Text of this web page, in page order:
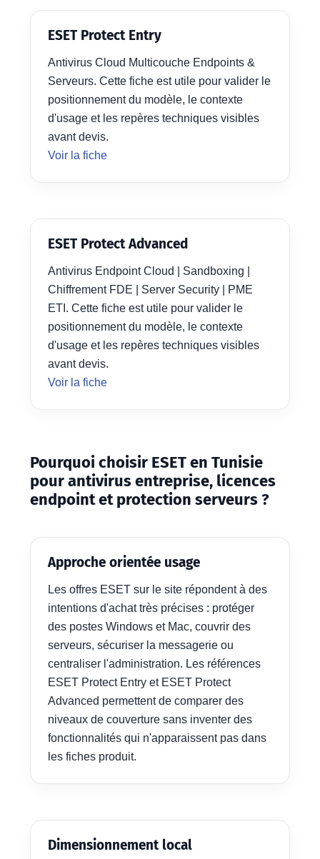
ESET Protect Entry
Antivirus Cloud Multicouche Endpoints &
Serveurs. Cette fiche est utile pour valider le
positionnement du modèle, le contexte
d'usage et les repères techniques visibles
avant devis.
Voir la fiche
ESET Protect Advanced
Antivirus Endpoint Cloud | Sandboxing |
Chiffrement FDE | Server Security | PME
ETI. Cette fiche est utile pour valider le
positionnement du modèle, le contexte
d'usage et les repères techniques visibles
avant devis.
Voir la fiche
Pourquoi choisir ESET en Tunisie
pour antivirus entreprise, licences
endpoint et protection serveurs ?
Approche orientée usage
Les offres ESET sur le site répondent à des
intentions d'achat très précises : protéger
des postes Windows et Mac, couvrir des
serveurs, sécuriser la messagerie ou
centraliser l'administration. Les références
ESET Protect Entry et ESET Protect
Advanced permettent de comparer des
niveaux de couverture sans inventer des
fonctionnalités qui n'apparaissent pas dans
les fiches produit.
Dimensionnement local